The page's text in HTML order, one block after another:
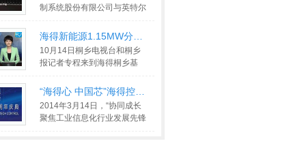
制系统股份有限公司与英特尔
Stratus Tech>>
10月14日桐乡电视台和桐乡
报记者专程来到海得桐乡基
布式光 >>
2014年3月14日，“协同成长
聚焦工业信息化行业发展先锋